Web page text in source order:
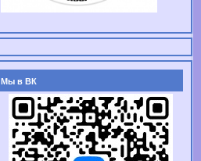
Мы в ВК